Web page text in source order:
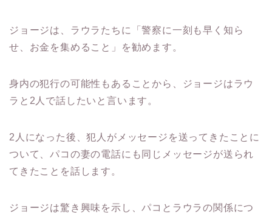
ジョージは、ラウラたちに「警察に一刻も早く知ら
せ、お金を集めること」を勧めます。
身内の犯行の可能性もあることから、ジョージはラウ
ラと2人で話したいと言います。
2人になった後、犯人がメッセージを送ってきたことに
ついて、パコの妻の電話にも同じメッセージが送られ
てきたことを話します。
ジョージは驚き興味を示し、パコとラウラの関係につ